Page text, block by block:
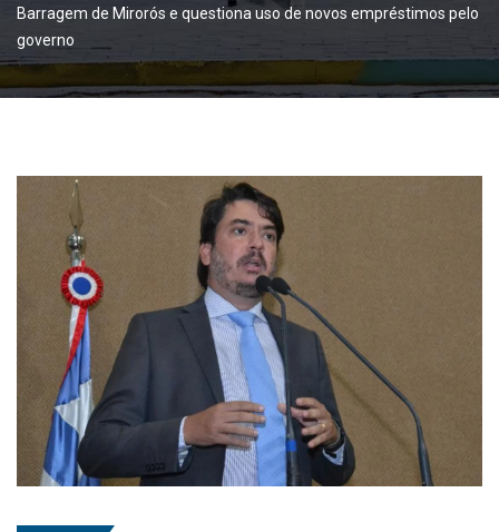
Barragem de Mirorós e questiona uso de novos empréstimos pelo
governo